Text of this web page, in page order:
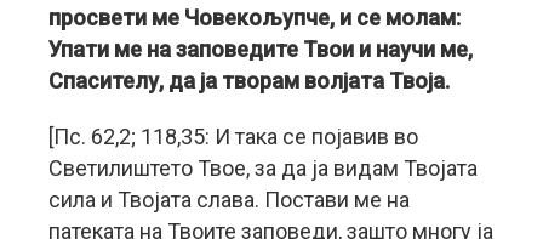
просвети ме Човекољупче, и се молам:
Упати ме на заповедите Твои и научи ме,
Спасителу, да ја творам волјата Твоја.
[Пс. 62,2; 118,35: И така се појавив во
Светилиштето Твое, за да ја видам Твојата
сила и Твојата слава. Постави ме на
патеката на Твоите заповеди, зашто многу ја